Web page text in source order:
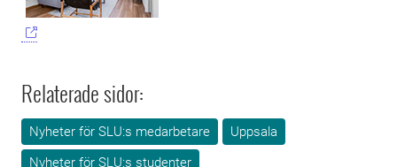
Relaterade sidor:
Nyheter för SLU:s medarbetare
Uppsala
Nyheter för SLU:s studenter